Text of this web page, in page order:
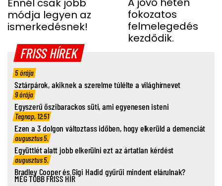
Ennél csak jobb
módja legyen az
ismerkedésnek!
ÉR IDE
fokozatos
felmelegedés
kezdődik.
FRISS HÍREK
5 órája
Sztárpárok, akiknek a szerelme túlélte a világhírnevet
9 órája
Egyszerű őszibarackos süti, ami egyenesen isteni
Tegnap, 12:51
Ezen a 3 dolgon változtass időben, hogy elkerüld a demenciát
augusztus 5.
Együttlét alatt jobb elkerülni ezt az ártatlan kérdést
augusztus 5.
Bradley Cooper és Gigi Hadid gyűrűi mindent elárulnak?
MÉG TÖBB FRISS HÍR